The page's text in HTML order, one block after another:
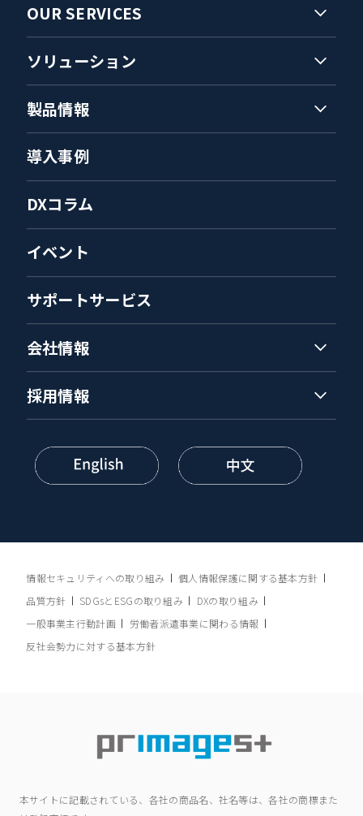
OUR SERVICES
ソリューション
製品情報
導入事例
DXコラム
イベント
サポートサービス
会社情報
採用情報
情報セキュリティへの取り組み
個人情報保護に関する基本方針
品質方針
SDGsとESGの取り組み
DXの取り組み
一般事業主行動計画
労働者派遣事業に関わる情報
反社会勢力に対する基本方針
本サイトに記載されている、各社の商品名、社名等は、各社の商標また